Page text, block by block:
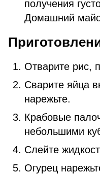
получения
Домашний
Отварите рис,
Сварите яйца
нарежьте.
Крабовые
небольшими
Слейте
Огурец